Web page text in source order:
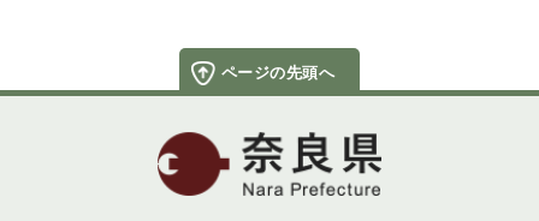
奈良県
ページの先頭へ